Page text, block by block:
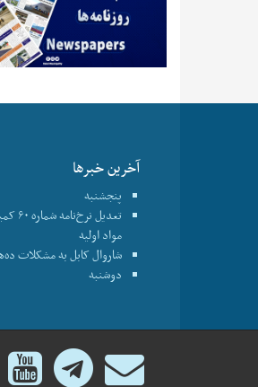
آخرین خبرها
پنجشنبه
مواد اولیه
شاروال کابل به مشکلات
دوشنبه